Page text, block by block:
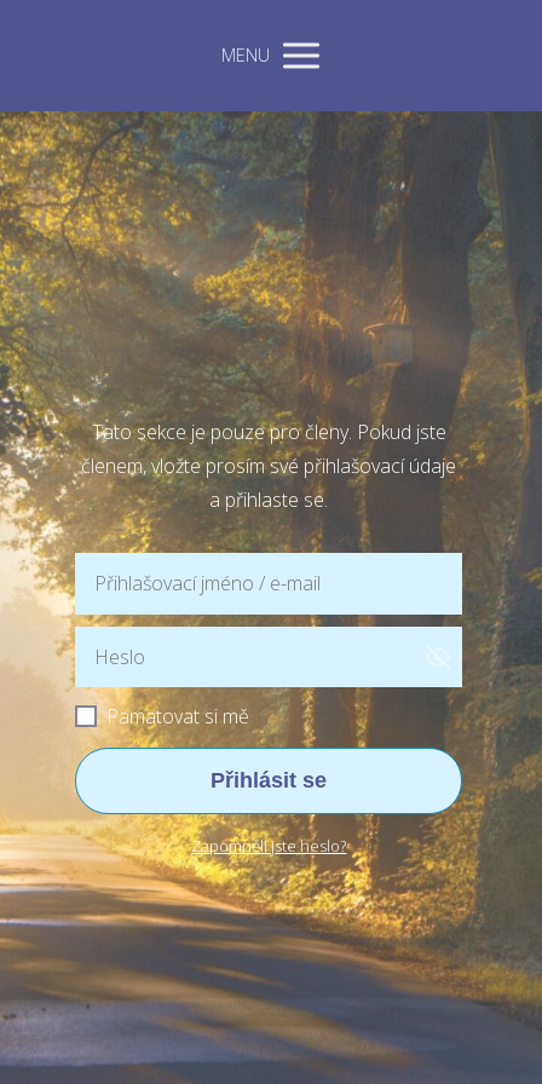
MENU
Tato sekce je pouze pro členy. Pokud jste
členem, vložte prosím své přihlašovací údaje
a přihlaste se.
Pamatovat si mě
Přihlásit se
Zapomněli jste heslo?